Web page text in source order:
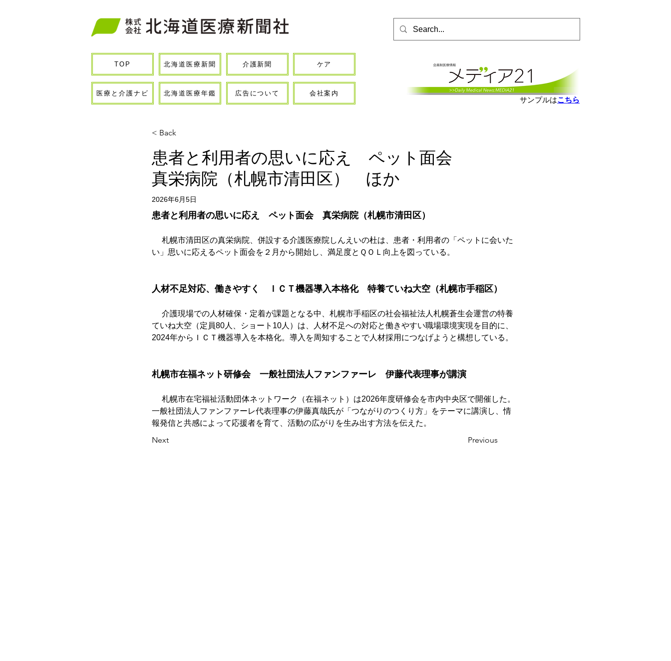
TOP 北海道医療新聞 介護新聞 ケア
医療と介護ナビ 北海道医療年鑑 広告について 会社案内
サンプルはこちら
< Back
患者と利用者の思いに応え ペット面会
真栄病院（札幌市清田区） ほか
2026年6月5日
患者と利用者の思いに応え　ペット面会　真栄病院（札幌市清田区）
札幌市清田区の真栄病院、併設する介護医療院しんえいの杜は、患者・利用者の「ペットに会いた
い」思いに応えるペット面会を２月から開始し、満足度とＱＯＬ向上を図っている。
人材不足対応、働きやすく　ＩＣＴ機器導入本格化　特養ていね大空（札幌市手稲区）
介護現場での人材確保・定着が課題となる中、札幌市手稲区の社会福祉法人札幌蒼生会運営の特養
ていね大空（定員80人、ショート10人）は、人材不足への対応と働きやすい職場環境実現を目的に、
2024年からＩＣＴ機器導入を本格化。導入を周知することで人材採用につなげようと構想している。
札幌市在福ネット研修会　一般社団法人ファンファーレ　伊藤代表理事が講演
札幌市在宅福祉活動団体ネットワーク（在福ネット）は2026年度研修会を市内中央区で開催した。
一般社団法人ファンファーレ代表理事の伊藤真哉氏が「つながりのつくり方」をテーマに講演し、情
報発信と共感によって応援者を育て、活動の広がりを生み出す方法を伝えた。
Next Previous